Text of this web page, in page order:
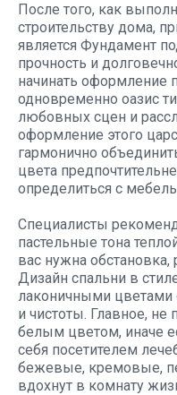
После того, как
строительству дома,
является Фундамент
прочность и
начинать оформление
одновременно оазис
любовных сцен и
оформление этого
гармонично
цвета
определиться с
Специалисты
пастельные тона
вас нужна
Дизайн спальни в
лаконичными цветами
и чистоты. Главное, не
белым цветом, иначе
себя посетителем
бежевые, кремовые,
вдохнут в комнату